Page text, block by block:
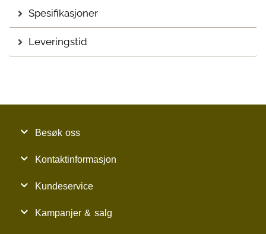
Spesifikasjoner
Leveringstid
Besøk oss
Kontaktinformasjon
Kundeservice
Kampanjer & salg